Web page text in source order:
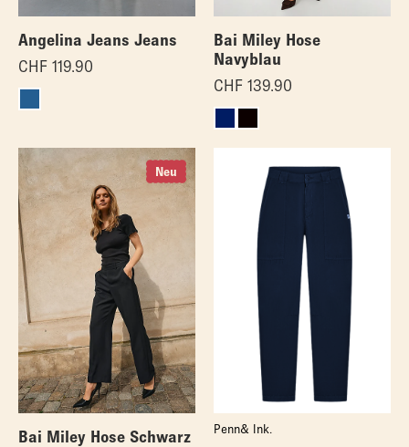
Angelina Jeans Jeans
CHF 119.90
Bai Miley Hose
Navyblau
CHF 139.90
Neu
Bai Miley Hose Schwarz
Penn& Ink.